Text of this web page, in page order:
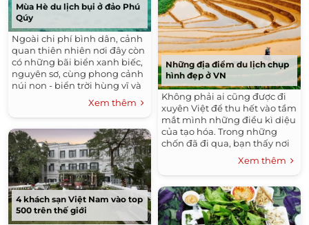
Mùa Hè du lịch bụi ở đảo Phú
Qúy
Ngoài chi phí bình dân, cảnh
quan thiên nhiên nơi đây còn
có những bãi biển xanh biếc,
nguyên sơ, cùng phong cảnh
núi non - biển trời hùng vĩ và
những di tích lịch sử văn hóa
đặc sắc. Đúng như tên...
Xem thêm
4 khách sạn Việt Nam vào top
500 trên thế giới
Những địa điểm du lịch chụp
hình đẹp ở VN
Không phải ai cũng được đi
xuyên Việt để thu hết vào tầm
mắt mình những điều kì diệu
của tạo hóa. Trong những
chốn đã đi qua, bạn thấy nơi
nào là đẹp nhất? Nơi nào
xứng đáng là điểm đến...
Xem thêm